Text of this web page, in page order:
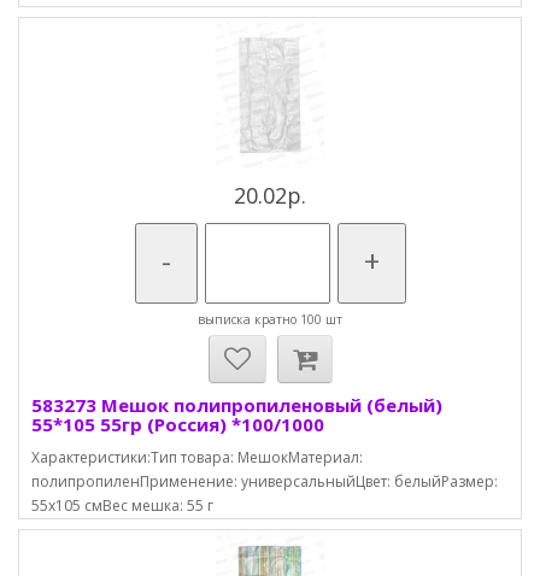
20.02р.
- +
выписка кратно 100 шт
583273 Мешок полипропиленовый (белый)
55*105 55гр (Россия) *100/1000
Характеристики:Тип товара: МешокМатериал:
полипропиленПрименение: универсальныйЦвет: белыйРазмер:
55х105 смВес мешка: 55 г